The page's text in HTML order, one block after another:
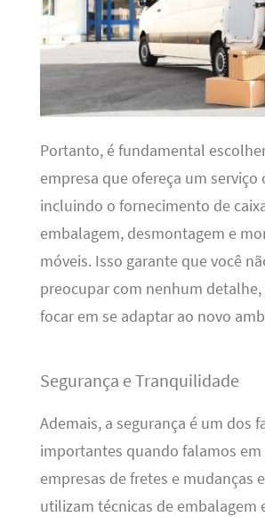
Portanto, é fundamental
empresa que ofereça um
incluindo o fornecimento de
embalagem, desmontagem e
móveis. Isso garante que você
preocupar com nenhum
focar em se adaptar ao novo
Segurança e Tranquilidade
Ademais, a segurança é um dos
importantes quando falamos em
empresas de fretes e mudanças
utilizam técnicas de embalagem